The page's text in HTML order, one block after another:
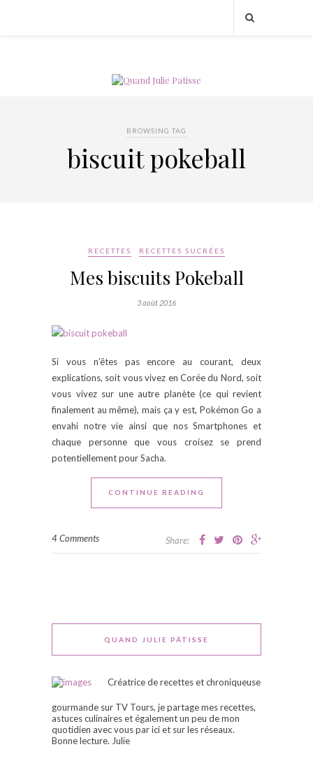
BROWSING TAG
biscuit pokeball
RECETTES RECETTES SUCRÉES
Mes biscuits Pokeball
3 août 2016
Si vous n’êtes pas encore au courant, deux
explications, soit vous vivez en Corée du Nord, soit
vous vivez sur une autre planète (ce qui revient
finalement au même), mais ça y est, Pokémon Go a
envahi notre vie ainsi que nos Smartphones et
chaque personne que vous croisez se prend
potentiellement pour Sacha.
CONTINUE READING
4 Comments Share:
QUAND JULIE PÂTISSE
Créatrice de recettes et chroniqueuse
gourmande sur TV Tours, je partage mes recettes,
astuces culinaires et également un peu de mon
quotidien avec vous par ici et sur les réseaux.
Bonne lecture. Julie